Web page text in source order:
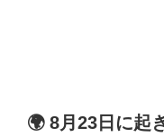
🌍 8月23日に起